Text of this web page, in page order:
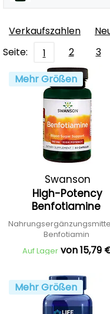
Verkaufszahlen
Seite:
1 2 3
Mehr Größen
Swanson
High-Potency
Benfotiamine
Benfotiamin
Auf Lager von 15,79
Mehr Größen